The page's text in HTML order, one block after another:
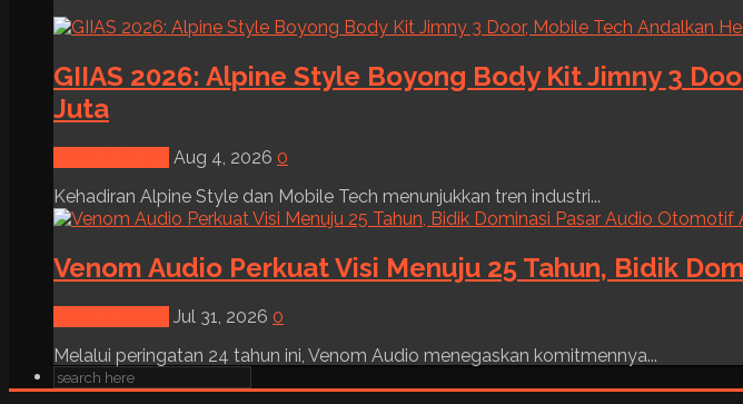
GIIAS 2026: Alpine Style Boyong Body Kit Jimny 3
Juta
Aug 4, 2026 0
Kehadiran Alpine Style dan Mobile Tech menunjukkan tren industri...
Venom Audio Perkuat Visi Menuju 25 Tahun, Bidik
Jul 31, 2026 0
Melalui peringatan 24 tahun ini, Venom Audio menegaskan komitmennya...